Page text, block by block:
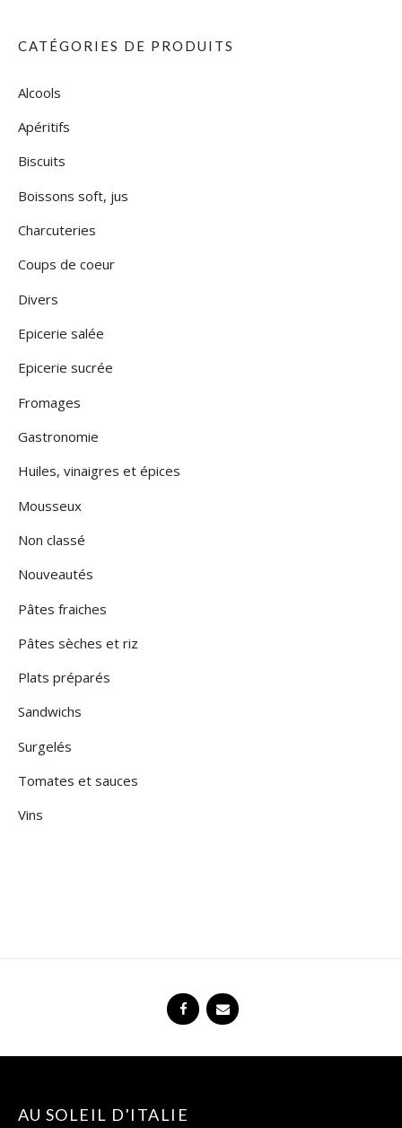
CATÉGORIES DE PRODUITS
Alcools
Apéritifs
Biscuits
Boissons soft, jus
Charcuteries
Coups de coeur
Divers
Epicerie salée
Epicerie sucrée
Fromages
Gastronomie
Huiles, vinaigres et épices
Mousseux
Non classé
Nouveautés
Pâtes fraiches
Pâtes sèches et riz
Plats préparés
Sandwichs
Surgelés
Tomates et sauces
Vins
AU SOLEIL D'ITALIE